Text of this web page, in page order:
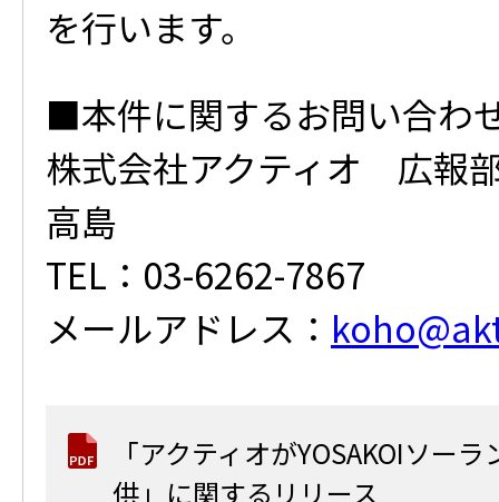
を行います。
■本件に関するお問い合わ
株式会社アクティオ 広報
高島
TEL：03-6262-7867
メールアドレス：
「アクティオがYOSAKOIソー
供」に関するリリース